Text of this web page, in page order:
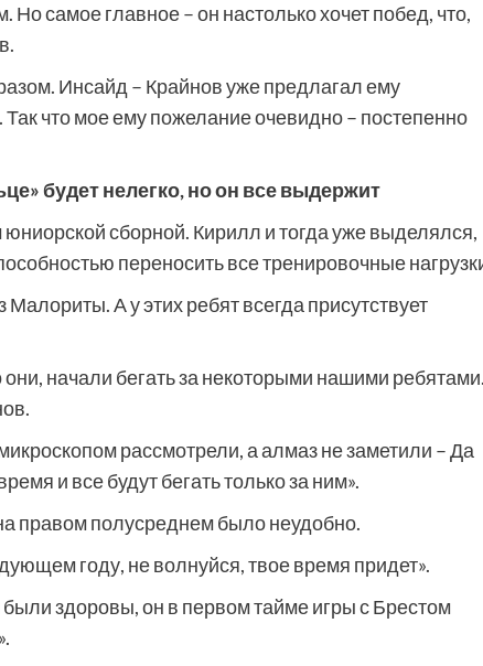
Но самое главное – он настолько хочет побед, что,
Инсайд – Крайнов уже предлагал ему
что мое ему пожелание очевидно – постепенно
будет нелегко, но он все выдержит
юниорской сборной. Кирилл и тогда уже выделялся,
переносить все тренировочные
А у этих ребят всегда присутствует
начали бегать за некоторыми нашими
рассмотрели, а алмаз не заметили – Да
и все будут бегать только за ним».
правом полусреднем было неудобно.
году, не волнуйся, твое время придет».
здоровы, он в первом тайме игры с Брестом